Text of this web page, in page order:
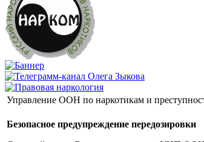
Управление ООН по наркотикам и
Безопасное предупреждение передозировки